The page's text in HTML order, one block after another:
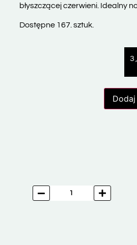
błyszczącej czerwieni. Idealny
Dostępne 167. sztuk.